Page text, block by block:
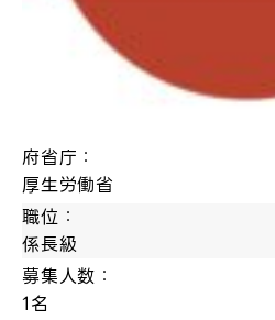
府省庁：
厚生労働省
職位：
係長級
募集人数：
1名